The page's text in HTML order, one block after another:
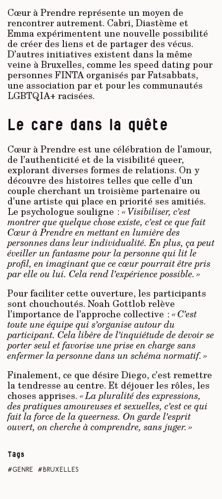
Cœur à Prendre représente un moyen de
rencontrer autrement. Cabri, Diastème et
Emma expérimentent une nouvelle possibilité
de créer des liens et de partager des vécus.
D’autres initiatives existent dans la même
veine à Bruxelles, comme les speed dating pour
personnes FINTA organisés par Fatsabbats,
une associationpar et pourles communautés
LGBTQIA+ racisées.
Le care dans la quête
Cœur à Prendre est une célébration de l’amour,
de l’authenticité et de la visibilité queer,
explorant diverses formes de relations. On y
découvre des histoires telles que celle d’un
couple cherchant un troisième partenaire ou
d’une artiste qui place en priorité ses amitiés.
Le psychologue souligne : « Visibiliser, c’est
montrer que quelque chose existe, c’est ce que fait
Cœur à Prendre en mettant en lumière des
personnes dans leur individualité. En plus, ça peut
éveiller un fantasme pour la personne qui lit le
profil, en imaginant que ce cœur pourrait être pris
par elle ou lui. Cela rend l’expérience possible. »
Pour faciliter cette ouverture, les participants
sont chouchoutés. Noah Gottlob relève
l’importance de l’approche collective : « C’est
toute une équipe qui s’organise autour du
participant. Cela libère de l’inquiétude de devoir se
porter seul et favorise une prise en charge sans
enfermer la personne dans un schéma normatif. »
Finalement, ce que désire Diego, c’est remettre
la tendresse au centre. Et déjouer les rôles, les
choses apprises. « La pluralité des expressions,
des pratiques amoureuses et sexuelles, c’est ce qui
fait la force de la queerness. On garde l’esprit
ouvert, on cherche à comprendre, sans juger. »
Tags
genre Bruxelles